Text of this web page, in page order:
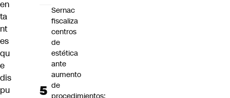
en
ta
nt
es
qu
e
dis
pu
Sernac
fiscaliza
centros
de
estética
ante
aumento
de
procedimientos: